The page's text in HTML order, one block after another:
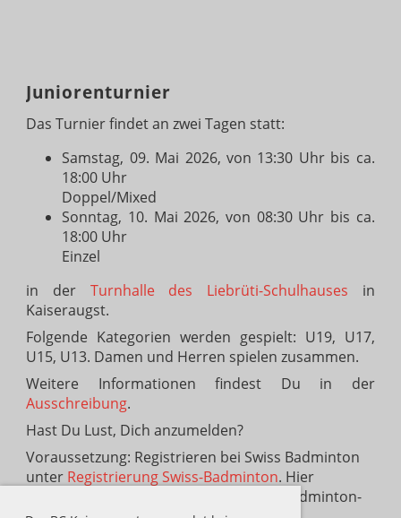
Juniorenturnier
Das Turnier findet an zwei Tagen statt:
Samstag, 09. Mai 2026, von 13:30 Uhr bis ca.
18:00 Uhr
Doppel/Mixed
Sonntag, 10. Mai 2026, von 08:30 Uhr bis ca.
18:00 Uhr
Einzel
in der Turnhalle des Liebrüti-Schulhauses in
Kaiseraugst.
Folgende Kategorien werden gespielt: U19, U17,
U15, U13. Damen und Herren spielen zusammen.
Weitere Informationen findest Du in der
Ausschreibung.
Hast Du Lust, Dich anzumelden?
Voraussetzung: Registrieren bei Swiss Badminton
unter Registrierung Swiss-Badminton. Hier
des Swiss-Badminton-